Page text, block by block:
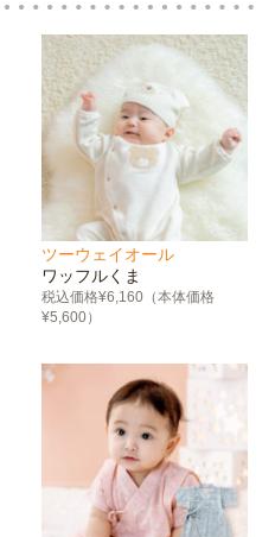
ツーウェイオール
ワッフルくま
税込価格¥6,160（本体価格
¥5,600）